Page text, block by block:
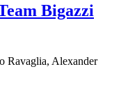
Bigazzi
Ravaglia, Alexander